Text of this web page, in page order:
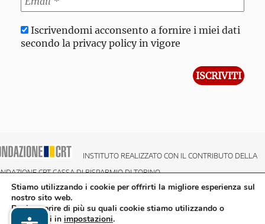
Iscrivendomi acconsento a fornire i miei dati
secondo la privacy policy in vigore
INSTITUTO REALIZZATO CON IL CONTRIBUTO DELLA
CRT CASSA DI RISPARMIO DI TORINO
Stiamo utilizzando i cookie per offrirti la migliore esperienza sul
nostro sito web.
Puoi scoprire di più su quali cookie stiamo utilizzando o
disattivarli in impostazioni.